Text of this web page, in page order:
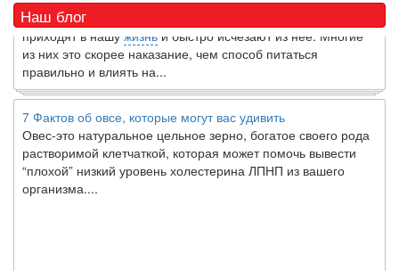
Наш блог
Какдиетолог
приходят в нашужизньи быстро исчезают из нее. Многие
из них это скорее наказание, чем способ питаться
правильно и влиять на...
7 Фактов об овсе, которые могут вас удивить
Овес-это натуральное цельное зерно, богатое своего рода
растворимой клетчаткой, которая может помочь вывести
“плохой” низкий уровень холестерина ЛПНП из вашего
организма....